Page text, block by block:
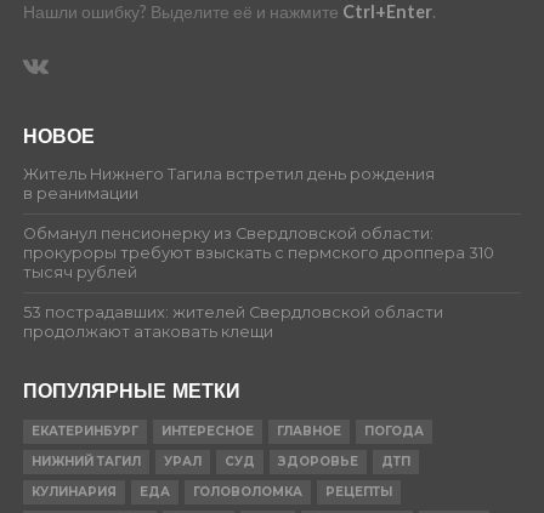
Нашли ошибку? Выделите её и нажмите Ctrl+Enter.
НОВОЕ
Житель Нижнего Тагила встретил день рождения
в реанимации
Обманул пенсионерку из Свердловской области:
прокуроры требуют взыскать с пермского дроппера 310
тысяч рублей
53 пострадавших: жителей Свердловской области
продолжают атаковать клещи
ПОПУЛЯРНЫЕ МЕТКИ
ЕКАТЕРИНБУРГ ИНТЕРЕСНОЕ ГЛАВНОЕ
ПОГОДА
НИЖНИЙ ТАГИЛ
УРАЛ СУД ЗДОРОВЬЕ
ДТП
КУЛИНАРИЯ
ЕДА ГОЛОВОЛОМКА РЕЦЕПТЫ